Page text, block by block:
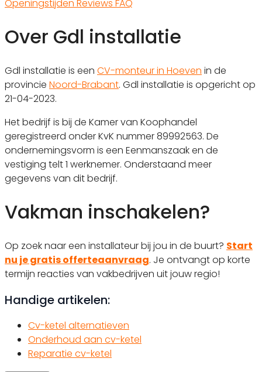
Openingstijden Reviews FAQ
Over Gdl installatie
Gdl installatie is een CV-monteur in Hoeven in de
provincie Noord-Brabant. Gdl installatie is opgericht op
21-04-2023.
Het bedrijf is bij de Kamer van Koophandel
geregistreerd onder KvK nummer 89992563. De
ondernemingsvorm is een Eenmanszaak en de
vestiging telt 1 werknemer. Onderstaand meer
gegevens van dit bedrijf.
Vakman inschakelen?
Op zoek naar een installateur bij jou in de buurt? Start
nu je gratis offerteaanvraag. Je ontvangt op korte
termijn reacties van vakbedrijven uit jouw regio!
Handige artikelen:
Cv-ketel alternatieven
Onderhoud aan cv-ketel
Reparatie cv-ketel